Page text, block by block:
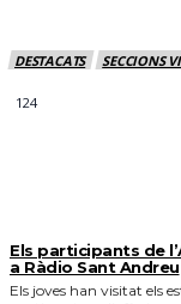
DESTACATS SECCIONS
124
Els participants de
a Ràdio Sant Andreu
Els joves han visitat els